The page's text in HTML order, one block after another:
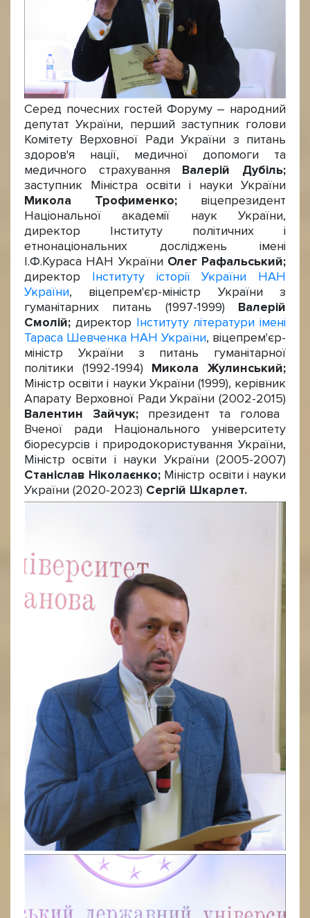
Серед почесних гостей Форуму – народний
депутат України, перший заступник голови
Комітету Верховної Ради України з питань
здоров'я нації, медичної допомоги та
медичного страхування Валерій
Дубіль;
заступник Міністра освіти і науки України
Микола Трофименко; віцепрезидент
Національної академії наук України,
директор Інституту політичних і
етнонаціональних досліджень імені
І.Ф.Кураса НАН України Олег Рафальський;
директор Інституту історії України НАН
України, віцепрем'єр-міністр України з
гуманітарних питань (1997-1999) Валерій
Смолій; директор Інституту літератури імені
Тараса Шевченка НАН України, віцепрем'єр-
міністр України з питань гуманітарної
політики (1992-1994) Микола Жулинський;
Міністр освіти і науки України (1999), керівник
Апарату Верховної Ради України (2002-2015)
Валентин Зайчук; президент та голова
Вченої ради Національного університету
біоресурсів і природокористування України,
Міністр освіти і науки України (2005-2007)
Станіслав Ніколаєнко; Міністр освіти і науки
України (2020-2023) Сергій Шкарлет.